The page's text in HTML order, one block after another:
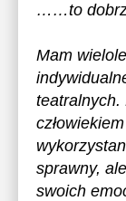
……to
Mam
teatralnych.
sprawny,
swoich